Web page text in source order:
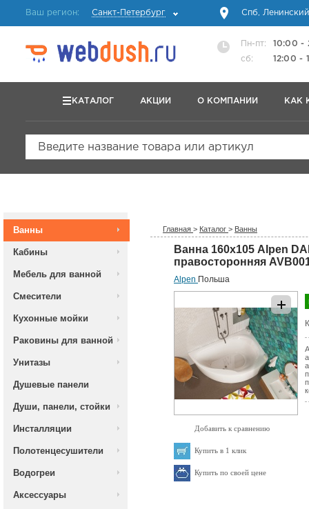
Ваш регион: Санкт-Петербург Спб,
Пн-пт:
10:00 -
сб:
12:00 -
КАТАЛОГ АКЦИИ О КОМПАНИИ КАК
Введите название товара или артикул
Ванны
Кабины
Мебель для ванной
Смесители
Кухонные мойки
Раковины для ванной
Унитазы
Душевые панели
Души, панели, стойки
Инсталляции
Полотенцесушители
Водогреи
Аксессуары
Главная > Каталог > Ванны
Ванна 160х105 Alpen
правосторонняя
Alpen Польша
Добавить к сравнению
Купить в 1 клик
Купить по своей цене